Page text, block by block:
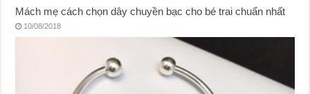
Mách mẹ cách chọn dây chuyền bạc cho bé trai chuẩn nhất
10/08/2018